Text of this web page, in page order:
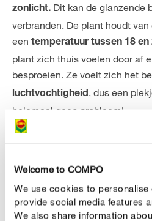
Welcome to COMPO
We use cookies to
provide social media features
We also share information
zonlicht. Dit kan de glanzende
verbranden. De plant houdt
een temperatuur tussen 18 en
plant zich thuis voelen door af
besproeien. Ze voelt zich het
luchtvochtigheid, dus een
helemaal geen probleem!
door het warmere weer en
bloemen goed tot bloei komen.
juist in rust en richt ze zich op